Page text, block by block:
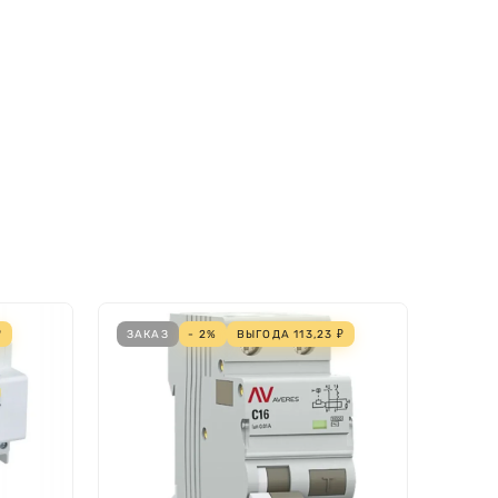
ЗАКАЗ - 2% ВЫГОДА113,23 ₽